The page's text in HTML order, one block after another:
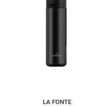
LA FONTE